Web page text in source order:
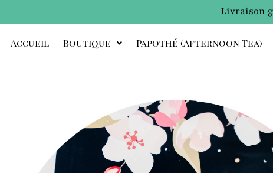
Livraison
Accueil Boutique Papothé (afternoon Tea)